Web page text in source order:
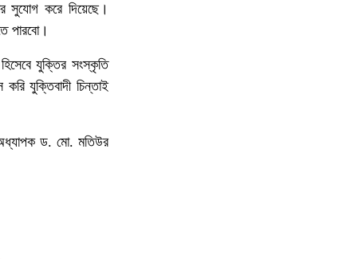
সুযোগ করে দিয়েছে।
পারবো।
যুক্তির সংস্কৃতি
যুক্তিবাদী চিন্তাই
অধ্যাপক ড. মো. মতিউর